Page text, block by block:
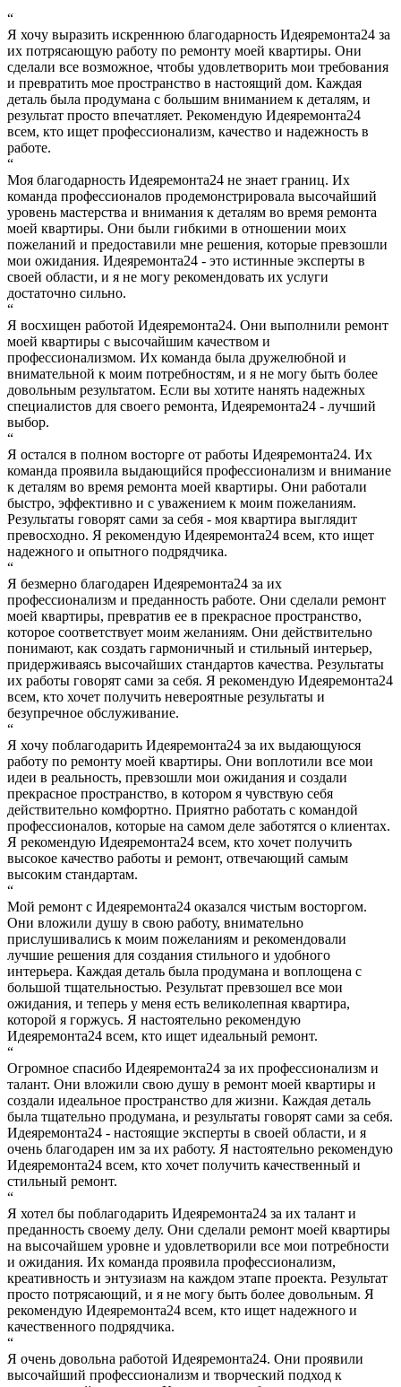
“
Я хочу выразить искреннюю благодарность Идеяремонта24 за
их потрясающую работу по ремонту моей квартиры. Они
сделали все возможное, чтобы удовлетворить мои требования
и превратить мое пространство в настоящий дом. Каждая
деталь была продумана с большим вниманием к деталям, и
результат просто впечатляет. Рекомендую Идеяремонта24
всем, кто ищет профессионализм, качество и надежность в
работе.
“
Моя благодарность Идеяремонта24 не знает границ. Их
команда профессионалов продемонстрировала высочайший
уровень мастерства и внимания к деталям во время ремонта
моей квартиры. Они были гибкими в отношении моих
пожеланий и предоставили мне решения, которые превзошли
мои ожидания. Идеяремонта24 - это истинные эксперты в
своей области, и я не могу рекомендовать их услуги
достаточно сильно.
“
Я восхищен работой Идеяремонта24. Они выполнили ремонт
моей квартиры с высочайшим качеством и
профессионализмом. Их команда была дружелюбной и
внимательной к моим потребностям, и я не могу быть более
довольным результатом. Если вы хотите нанять надежных
специалистов для своего ремонта, Идеяремонта24 - лучший
выбор.
“
Я остался в полном восторге от работы Идеяремонта24. Их
команда проявила выдающийся профессионализм и внимание
к деталям во время ремонта моей квартиры. Они работали
быстро, эффективно и с уважением к моим пожеланиям.
Результаты говорят сами за себя - моя квартира выглядит
превосходно. Я рекомендую Идеяремонта24 всем, кто ищет
надежного и опытного подрядчика.
“
Я безмерно благодарен Идеяремонта24 за их
профессионализм и преданность работе. Они сделали ремонт
моей квартиры, превратив ее в прекрасное пространство,
которое соответствует моим желаниям. Они действительно
понимают, как создать гармоничный и стильный интерьер,
придерживаясь высочайших стандартов качества. Результаты
их работы говорят сами за себя. Я рекомендую Идеяремонта24
всем, кто хочет получить невероятные результаты и
безупречное обслуживание.
“
Я хочу поблагодарить Идеяремонта24 за их выдающуюся
работу по ремонту моей квартиры. Они воплотили все мои
идеи в реальность, превзошли мои ожидания и создали
прекрасное пространство, в котором я чувствую себя
действительно комфортно. Приятно работать с командой
профессионалов, которые на самом деле заботятся о клиентах.
Я рекомендую Идеяремонта24 всем, кто хочет получить
высокое качество работы и ремонт, отвечающий самым
высоким стандартам.
“
Мой ремонт с Идеяремонта24 оказался чистым восторгом.
Они вложили душу в свою работу, внимательно
прислушивались к моим пожеланиям и рекомендовали
лучшие решения для создания стильного и удобного
интерьера. Каждая деталь была продумана и воплощена с
большой тщательностью. Результат превзошел все мои
ожидания, и теперь у меня есть великолепная квартира,
которой я горжусь. Я настоятельно рекомендую
Идеяремонта24 всем, кто ищет идеальный ремонт.
“
Огромное спасибо Идеяремонта24 за их профессионализм и
талант. Они вложили свою душу в ремонт моей квартиры и
создали идеальное пространство для жизни. Каждая деталь
была тщательно продумана, и результаты говорят сами за себя.
Идеяремонта24 - настоящие эксперты в своей области, и я
очень благодарен им за их работу. Я настоятельно рекомендую
Идеяремонта24 всем, кто хочет получить качественный и
стильный ремонт.
“
Я хотел бы поблагодарить Идеяремонта24 за их талант и
преданность своему делу. Они сделали ремонт моей квартиры
на высочайшем уровне и удовлетворили все мои потребности
и ожидания. Их команда проявила профессионализм,
креативность и энтузиазм на каждом этапе проекта. Результат
просто потрясающий, и я не могу быть более довольным. Я
рекомендую Идеяремонта24 всем, кто ищет надежного и
качественного подрядчика.
“
Я очень довольна работой Идеяремонта24. Они проявили
высочайший профессионализм и творческий подход к